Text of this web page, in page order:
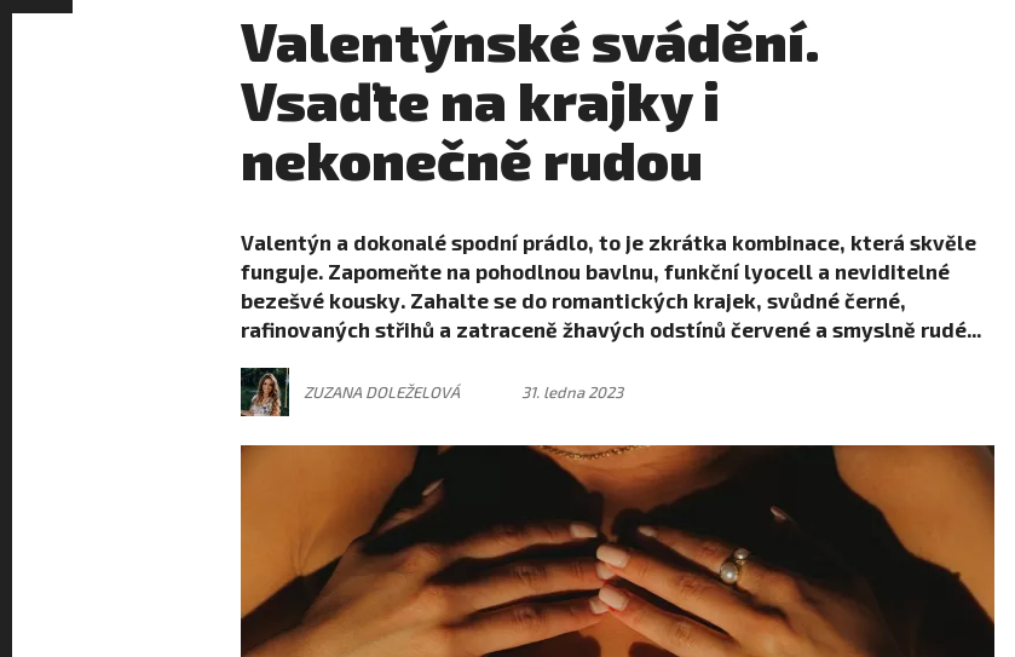
Valentýnské svádění.
Vsaďte na krajky i
nekonečně rudou
Valentýn a dokonalé spodní prádlo, to je zkrátka kombinace, která skvěle
funguje. Zapomeňte na pohodlnou bavlnu, funkční lyocell a neviditelné
bezešvé kousky. Zahalte se do romantických krajek, svůdné černé,
rafinovaných střihů a zatraceně žhavých odstínů červené a smyslně rudé...
ZUZANA DOLEŽELOVÁ 31. ledna 2023